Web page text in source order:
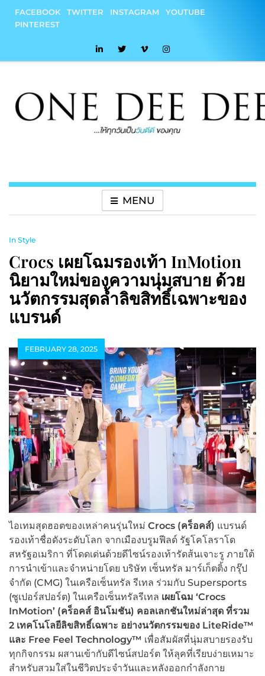
content
FACEBOOK TWITTER INSTAGRAM
YOUTUBE
PINTEREST
MENU
In Style
Crocs เผยโฉมรองเท้า InMotion
นิยามใหม่ของความนุ่มสบาย ด้วย
นวัตกรรมสุดล้ำลิขสิทธิ์เฉพาะของ
แบรนด์
FEBRUARY 28, 2025
ไอเทมสุดฮอตของเหล่าคนรุ่นใหม่ Crocs (คร็อคส์) แบรนด์
รองเท้าชื่อดังระดับโลก จากเมืองบรูมฟีลด์ รัฐโคโลราโด
สหรัฐอเมริกา ที่โดดเด่นด้วยดีไซน์รองเท้ารัดส้นเจาะรู ภายใต้
การนำเข้าและจำหน่ายโดย บริษัท เซ็นทรัล มาร์เก็ตติ้ง กรุ๊ป
จำกัด (CMG) ในเครือเซ็นทรัล รีเทล ร่วมกับ Supersports
(ซูเปอร์สปอร์ต) ในเครือเซ็นทรัลรีเทล เผยโฉม ‘Crocs
InMotion’ (คร็อคส์ อินโมชัน) คอลเลกชันใหม่ล่าสุด ที่รวม
2 เทคโนโลยีลิขสิทธิ์เฉพาะ อย่างนวัตกรรมของ LiteRide™
และ Free Feel Technology™ เพื่อสัมผัสที่นุ่มสบายรองรับ
ทุกกิจกรรม ผสานเข้ากับดีไซน์สปอร์ต ให้ลุคที่เรียบง่ายเหมาะ
สำหรับสวมใส่ในชีวิตประจำวันและหลังออกกำลังกาย